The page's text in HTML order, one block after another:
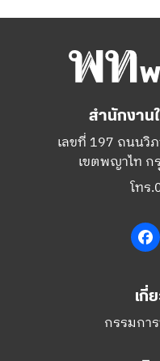
สำนักงาน
เลขที่ 197 ถนนวิ
เขตพญาไท ก
โทร
เกี่
กรรมกา